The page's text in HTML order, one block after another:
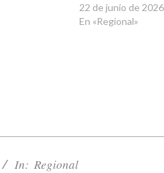
22 de junio de 2026
En «Regional»
In: Regional